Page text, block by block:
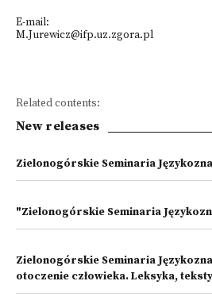
E-mail:
M.Jurewicz@ifp.uz.zgora.pl
Related contents:
New releases
Zielonogórskie Seminaria
"Zielonogórskie Seminaria
Zielonogórskie Seminaria
otoczenie człowieka. Leksyka,